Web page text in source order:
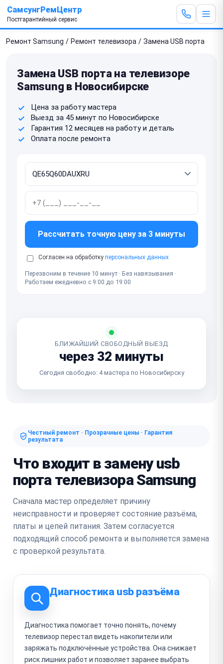
СамсунгРемЦентр
Постгарантийный сервис
Ремонт Samsung / Ремонт телевизора / Замена USB порта
Замена USB порта на телевизоре
Samsung в Новосибирске
Цена за работу мастера
Выезд за 45 минут по Новосибирске
Гарантия 12 месяцев на работу и деталь
Оплата после ремонта
Рассчитать точную цену за 3 минуты
Согласен на обработку персональных данных
Перезвоним в течение 10 минут · Без навязывания ·
Работаем ежедневно с 9:00 до 19:00
БЛИЖАЙШИЙ СВОБОДНЫЙ ВЫЕЗД
через 32 минуты
Сегодня свободно: 4 мастера по Новосибирску
Честный ремонт · Прозрачные цены · Гарантия
результата
Что входит в замену usb
порта телевизора Samsung
Сначала мастер определяет причину
неисправности и проверяет состояние разъёма,
платы и цепей питания. Затем согласуется
подходящий способ ремонта и выполняется замена
с проверкой результата.
Диагностика usb разъёма
Диагностика помогает точно понять, почему
телевизор перестал видеть накопители или
заряжать подключённые устройства. Она снижает
риск лишних работ и позволяет заранее выбрать